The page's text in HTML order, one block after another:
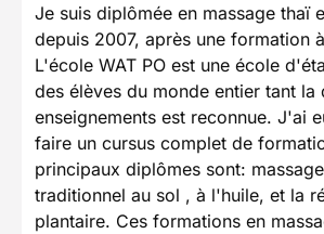
Je suis diplômée en massage thaï
depuis 2007, après une formation
L'école WAT PO est une école
des élèves du monde entier tant la
enseignements est reconnue. J'ai
faire un cursus complet de
principaux diplômes sont:
traditionnel au sol , à l'huile, et la
plantaire. Ces formations en